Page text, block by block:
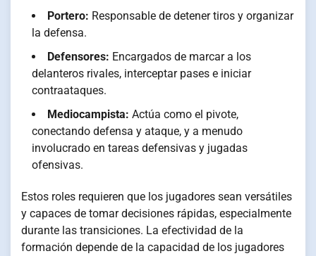
Portero: Responsable de detener tiros y organizar
la defensa.
Defensores: Encargados de marcar a los
delanteros rivales, interceptar pases e iniciar
contraataques.
Mediocampista: Actúa como el pivote,
conectando defensa y ataque, y a menudo
involucrado en tareas defensivas y jugadas
ofensivas.
Estos roles requieren que los jugadores sean versátiles
y capaces de tomar decisiones rápidas, especialmente
durante las transiciones. La efectividad de la
formación depende de la capacidad de los jugadores